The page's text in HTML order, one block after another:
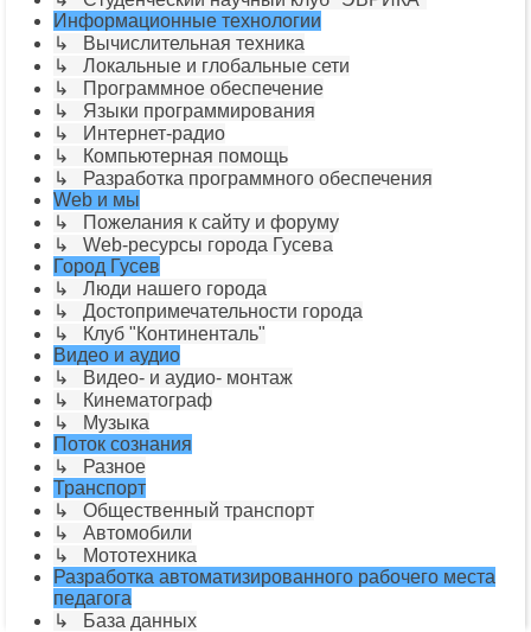
Информационные технологии
↳ Вычислительная техника
↳ Локальные и глобальные сети
↳ Программное обеспечение
↳ Языки программирования
↳ Интернет-радио
↳ Компьютерная помощь
↳ Разработка программного обеспечения
Web и мы
↳ Пожелания к сайту и форуму
↳ Web-ресурсы города Гусева
Город Гусев
↳ Люди нашего города
↳ Достопримечательности города
↳ Клуб "Континенталь"
Видео и аудио
↳ Видео- и аудио- монтаж
↳ Кинематограф
↳ Музыка
Поток сознания
↳ Разное
Транспорт
↳ Общественный транспорт
↳ Автомобили
↳ Мототехника
Разработка автоматизированного рабочего места
педагога
↳ База данных